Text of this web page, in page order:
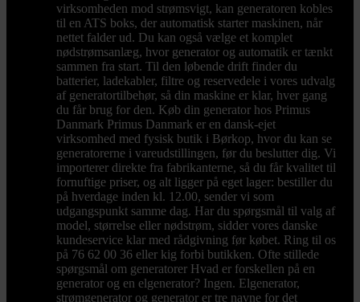
virksomheden mod strømsvigt, kan generatoren kobles
til en ATS boks, der automatisk starter maskinen, når
nettet falder ud. Du kan også vælge et komplet
nødstrømsanlæg, hvor generator og automatik er tænkt
sammen fra start. Til den løbende drift finder du
batterier, ladekabler, filtre og reservedele i vores udvalg
af generatortilbehør, så din maskine er klar, hver gang
du får brug for den. Køb din generator hos Primus
Danmark Primus Danmark er en dansk-ejet
virksomhed med fysisk butik i Børkop, hvor du kan se
generatorerne i vareudstillingen, før du beslutter dig. Vi
importerer direkte fra fabrikanterne, så du får kvalitet til
fornuftige priser, og alt ligger på eget lager: bestiller du
på hverdage inden kl. 12.00, sender vi som
udgangspunkt samme dag. Har du spørgsmål til valg af
model, størrelse eller nødstrøm, sidder vores danske
kundeservice klar med rådgivning før købet. Ring til os
på 76 62 00 36 eller kig forbi butikken. Ofte stillede
spørgsmål om generatorer Hvad er forskellen på en
generator og en elgenerator? Ingen. Elgenerator,
strømgenerator og generator er tre navne for det